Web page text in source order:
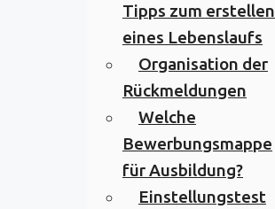
Tipps zum erstellen
eines Lebenslaufs
Organisation der
Rückmeldungen
Welche
Bewerbungsmappe
für Ausbildung?
Einstellungstest